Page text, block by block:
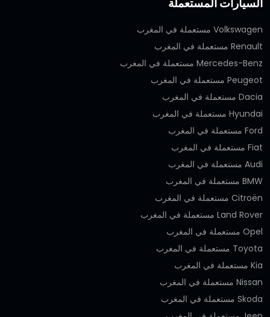
السيارات المستعملة
Volkswagen مستعملة في المغرب
Renault مستعملة في المغرب
Mercedes-Benz مستعملة في المغرب
Peugeot مستعملة في المغرب
Dacia مستعملة في المغرب
Hyundai مستعملة في المغرب
Ford مستعملة في المغرب
Fiat مستعملة في المغرب
Audi مستعملة في المغرب
BMW مستعملة في المغرب
Citroën مستعملة في المغرب
Land Rover مستعملة في المغرب
Opel مستعملة في المغرب
Toyota مستعملة في المغرب
Kia مستعملة في المغرب
Nissan مستعملة في المغرب
Skoda مستعملة في المغرب